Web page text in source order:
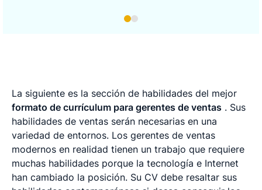
La siguiente es la sección de habilidades del mejor
formato de currículum para gerentes de ventas . Sus
habilidades de ventas serán necesarias en una
variedad de entornos. Los gerentes de ventas
modernos en realidad tienen un trabajo que requiere
muchas habilidades porque la tecnología e Internet
han cambiado la posición. Su CV debe resaltar sus